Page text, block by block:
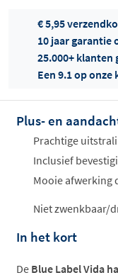
Offertes
ophalen...
€ 5,95
10 jaar garantie
25.000+ klanten
Een 9.1 op
Plus- en
Prachtige
Inclusief
Mooie afwerking
Niet zwenkbaar/
In het kort
De Blue Label Vida